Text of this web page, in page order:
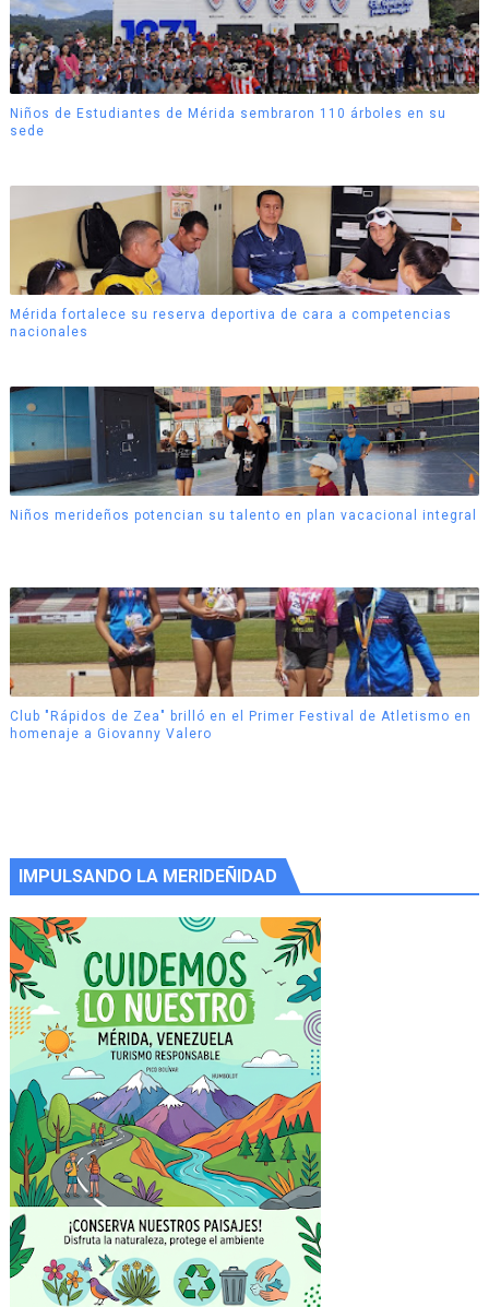
Niños de Estudiantes de Mérida sembraron 110 árboles en su
sede
Mérida fortalece su reserva deportiva de cara a competencias
nacionales
Niños merideños potencian su talento en plan vacacional integral
Club "Rápidos de Zea" brilló en el Primer Festival de Atletismo en
homenaje a Giovanny Valero
IMPULSANDO LA MERIDEÑIDAD